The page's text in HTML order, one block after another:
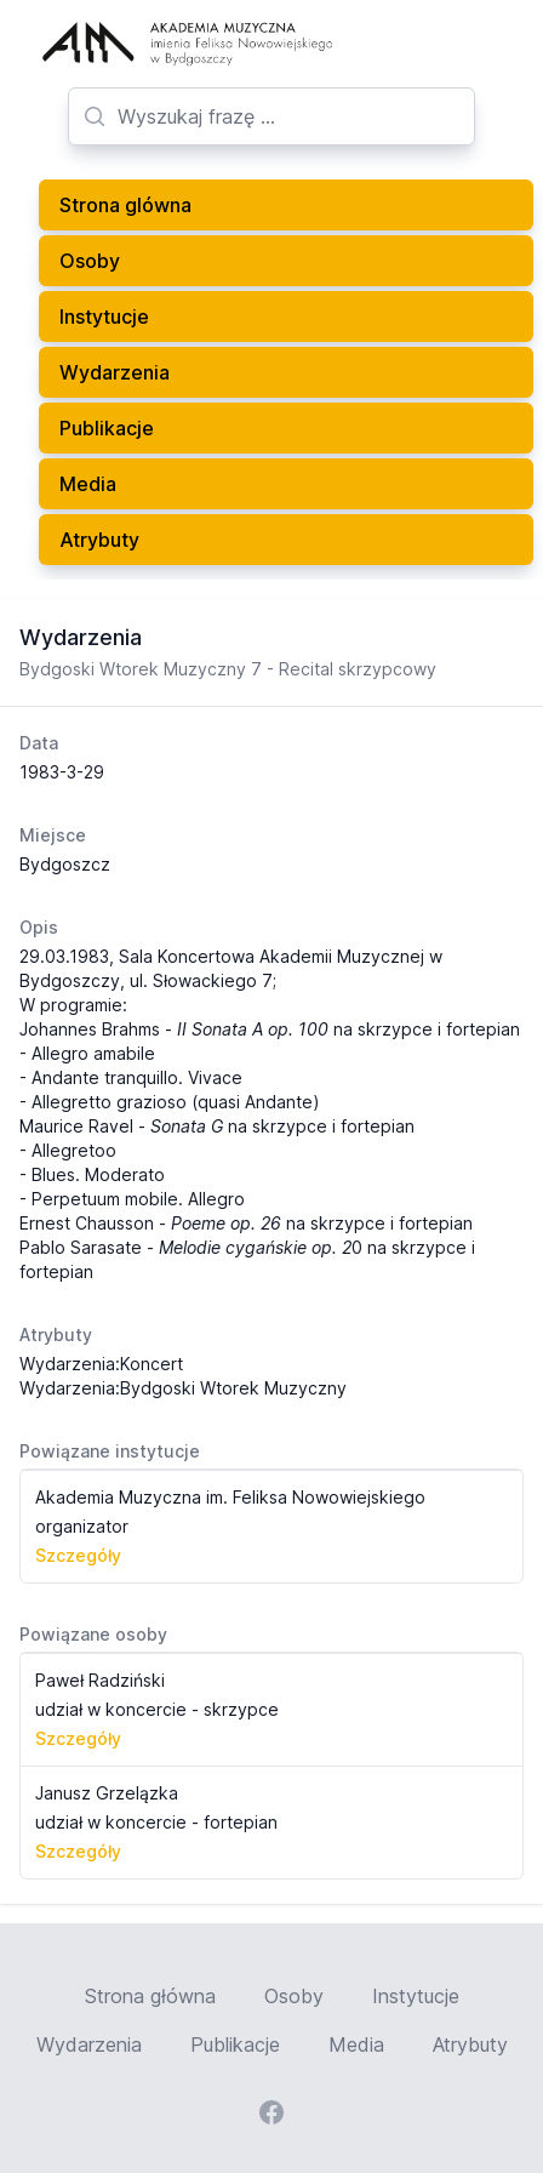
Strona glówna
Osoby
Instytucje
Wydarzenia
Publikacje
Media
Atrybuty
Wydarzenia
Bydgoski Wtorek Muzyczny 7 - Recital skrzypcowy
Data
1983-3-29
Miejsce
Bydgoszcz
Opis
29.03.1983, Sala Koncertowa Akademii Muzycznej w
Bydgoszczy, ul. Słowackiego 7;
W programie:
Johannes Brahms - II Sonata A op. 100 na skrzypce i fortepian
- Allegro amabile
- Andante tranquillo. Vivace
- Allegretto grazioso (quasi Andante)
Maurice Ravel - Sonata G na skrzypce i fortepian
- Allegretoo
- Blues. Moderato
- Perpetuum mobile. Allegro
Ernest Chausson - Poeme op. 26 na skrzypce i fortepian
Pablo Sarasate - Melodie cygańskie op. 20 na skrzypce i
fortepian
Atrybuty
Wydarzenia:Koncert
Wydarzenia:Bydgoski Wtorek Muzyczny
Powiązane instytucje
Akademia Muzyczna im. Feliksa Nowowiejskiego
organizator
Szczegóły
Powiązane osoby
Paweł Radziński
udział w koncercie - skrzypce
Szczegóły
Janusz Grzelązka
udział w koncercie - fortepian
Szczegóły
Strona główna Osoby
Instytucje
Wydarzenia
Publikacje Media Atrybuty